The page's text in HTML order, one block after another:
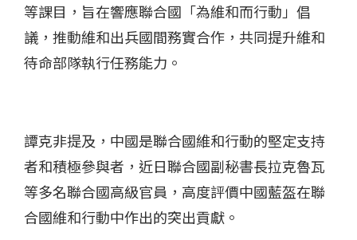
等課目，旨在響應聯合國「為維和而行動」倡
議，推動維和出兵國間務實合作，共同提升維和
待命部隊執行任務能力。
譚克非提及，中國是聯合國維和行動的堅定支持
者和積極參與者，近日聯合國副秘書長拉克魯瓦
等多名聯合國高級官員，高度評價中國藍盔在聯
合國維和行動中作出的突出貢獻。